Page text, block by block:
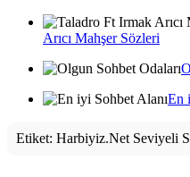
Arıcı Mahşer Sözleri
En
Etiket: Harbiyiz.Net Seviyeli